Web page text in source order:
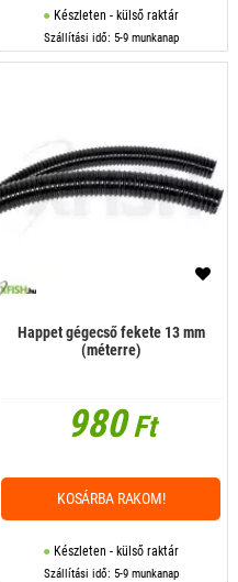
Készleten - külső raktár
Szállítási idő: 5-9 munkanap
Happet gégecső fekete 13 mm
(méterre)
980Ft
Készleten - külső raktár
Szállítási idő: 5-9 munkanap
KOSÁRBA RAKOM!